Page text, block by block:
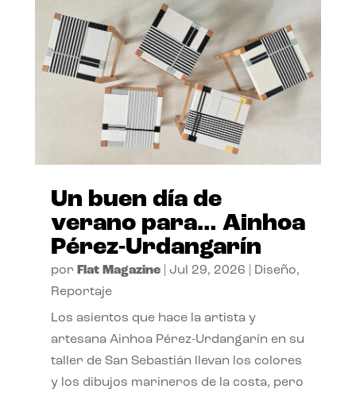
Un buen día de
verano para… Ainhoa
Pérez-Urdangarín
por Flat Magazine| Jul 29, 2026 Diseño,
Reportaje
Los asientos que hace la artista y
artesana Ainhoa Pérez-Urdangarín en su
taller de San Sebastián llevan los colores
y los dibujos marineros de la costa, pero